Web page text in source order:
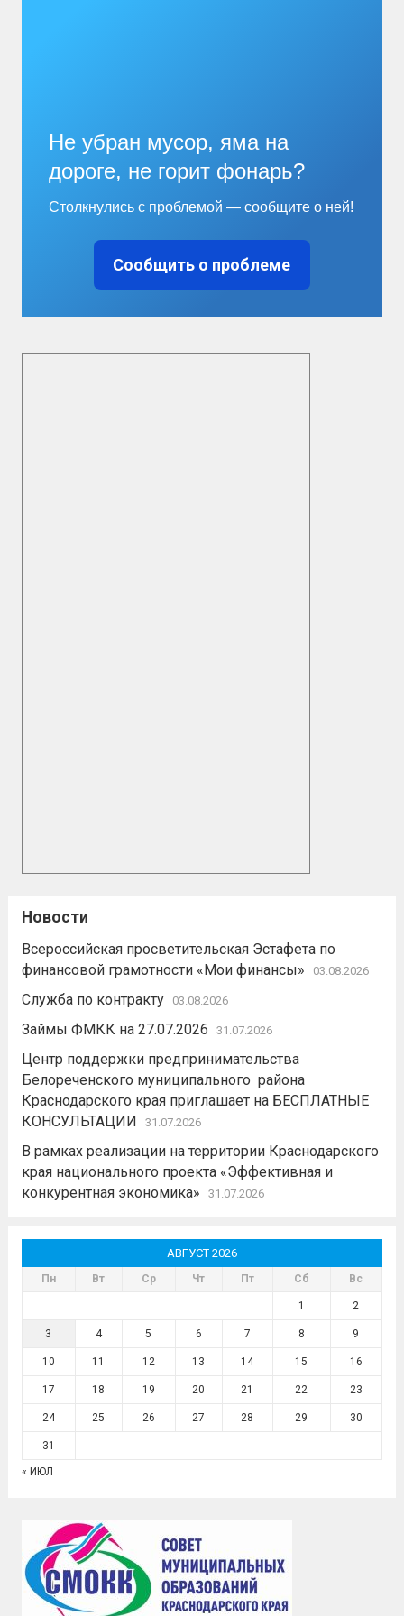
Не убран мусор, яма на
дороге, не горит фонарь?
Столкнулись с проблемой — сообщите о ней!
Сообщить о проблеме
Новости
Всероссийская просветительская Эстафета по
финансовой грамотности «Мои финансы»
03.08.2026
Служба по контракту 03.08.2026
Займы ФМКК на 27.07.2026 31.07.2026
Центр поддержки предпринимательства
Белореченского муниципального района
Краснодарского края приглашает на БЕСПЛАТНЫЕ
КОНСУЛЬТАЦИИ
31.07.2026
В рамках реализации на территории Краснодарского
края национального проекта «Эффективная и
конкурентная экономика»
31.07.2026
АВГУСТ 2026
Пн Вт Ср Чт Пт Сб Вс
1 2
3 4 5 6 7 8 9
10 11 12 13 14 15 16
17 18 19 20 21 22 23
24 25 26 27 28 29 30
31
« ИЮЛ